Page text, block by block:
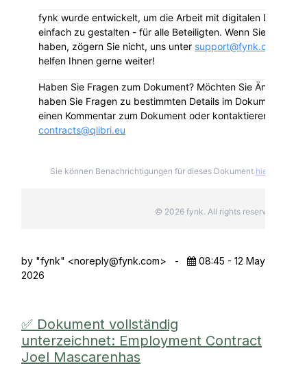
fynk wurde entwickelt, um die Arbeit mit digitalen
einfach zu gestalten - für alle Beteiligten. Wenn Sie Fragen
haben, zögern Sie nicht, uns unter support@fynk.com
helfen Ihnen gerne weiter!
Haben Sie Fragen zum Dokument? Möchten Sie
haben Sie Fragen zu bestimmten Details im Dokument?
einen Kommentar zum Dokument oder kontaktieren Sie
contracts@qlibri.eu
Sie können Benachrichtigungen für dieses Dokument hier
© 2026 fynk. All rights reserved.
by "fynk" <noreply@fynk.com> -
08:45 - 12 May
2026
✅ Dokument vollständig
unterzeichnet: Employment Contract
Joel Mascarenhas